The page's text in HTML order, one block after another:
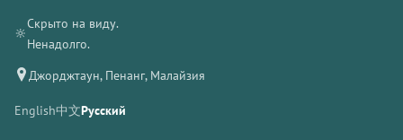
🔆
Скрыто на виду.
Ненадолго.
Джорджтаун, Пенанг, Малайзия
English中文Русский